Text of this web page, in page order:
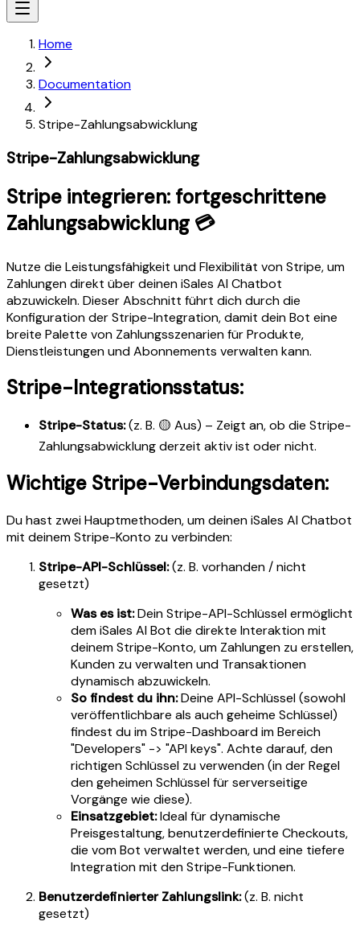
Home
Documentation
Stripe-Zahlungsabwicklung
Stripe-Zahlungsabwicklung
Stripe integrieren: fortgeschrittene
Zahlungsabwicklung 💳
Nutze die Leistungsfähigkeit und Flexibilität von Stripe, um
Zahlungen direkt über deinen iSales AI Chatbot
abzuwickeln. Dieser Abschnitt führt dich durch die
Konfiguration der Stripe-Integration, damit dein Bot eine
breite Palette von Zahlungsszenarien für Produkte,
Dienstleistungen und Abonnements verwalten kann.
Stripe-Integrationsstatus:
Stripe-Status:(z. B. 🟡 Aus) – Zeigt an, ob die Stripe-
Zahlungsabwicklung derzeit aktiv ist oder nicht.
Wichtige Stripe-Verbindungsdaten:
Du hast zwei Hauptmethoden, um deinen iSales AI Chatbot
mit deinem Stripe-Konto zu verbinden:
Stripe-API-Schlüssel:(z. B. vorhanden / nicht
gesetzt)
Was es ist:Dein Stripe-API-Schlüssel ermöglicht
dem iSales AI Bot die direkte Interaktion mit
deinem Stripe-Konto, um Zahlungen zu erstellen,
Kunden zu verwalten und Transaktionen
dynamisch abzuwickeln.
So findest du ihn:Deine API-Schlüssel (sowohl
veröffentlichbare als auch geheime Schlüssel)
findest du im Stripe-Dashboard im Bereich
"Developers" -> "API keys". Achte darauf, den
richtigen Schlüssel zu verwenden (in der Regel
den geheimen Schlüssel für serverseitige
Vorgänge wie diese).
Einsatzgebiet:Ideal für dynamische
Preisgestaltung, benutzerdefinierte Checkouts,
die vom Bot verwaltet werden, und eine tiefere
Integration mit den Stripe-Funktionen.
Benutzerdefinierter Zahlungslink:(z. B. nicht
gesetzt)